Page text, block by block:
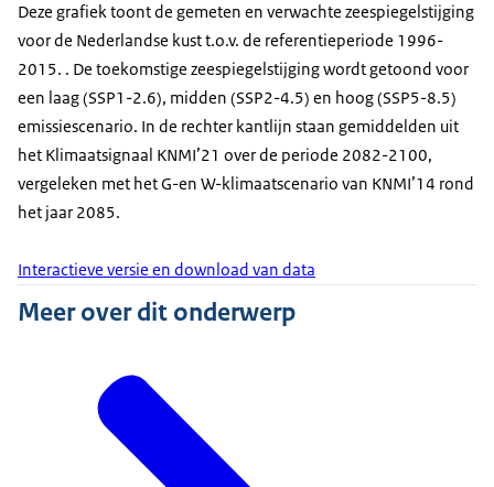
Deze grafiek toont de gemeten en verwachte zeespiegelstijging
voor de Nederlandse kust t.o.v. de referentieperiode 1996-
2015. . De toekomstige zeespiegelstijging wordt getoond voor
een laag (SSP1-2.6), midden (SSP2-4.5) en hoog (SSP5-8.5)
emissiescenario. In de rechter kantlijn staan gemiddelden uit
het Klimaatsignaal KNMI’21 over de periode 2082-2100,
vergeleken met het G-en W-klimaatscenario van KNMI’14 rond
het jaar 2085.
Interactieve versie en download van data
Meer over dit onderwerp